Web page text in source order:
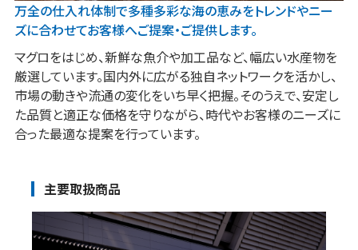
万全の仕入れ体制で多種多彩な海の恵みをトレンドやニー
ズに合わせてお客様へご提案・ご提供します。
マグロをはじめ、新鮮な魚介や加工品など、幅広い水産物を
厳選しています。国内外に広がる独自ネットワークを活かし、
市場の動きや流通の変化をいち早く把握。そのうえで、安定し
た品質と適正な価格を守りながら、時代やお客様のニーズに
合った最適な提案を行っています。
主要取扱商品